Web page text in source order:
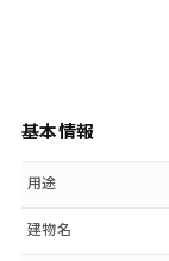
基本情報
用途
建物名